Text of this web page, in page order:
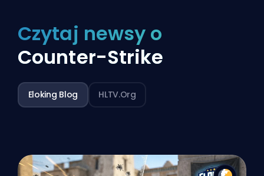
Czytaj newsy o
Counter-Strike
Eloking Blog HLTV.org